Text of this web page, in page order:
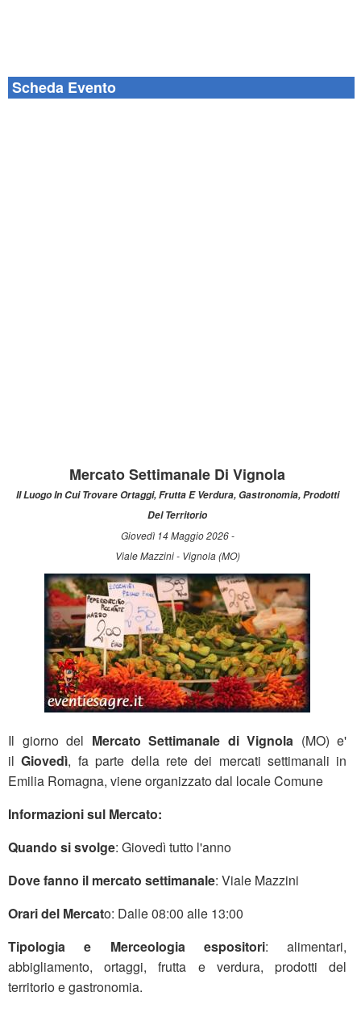
Scheda Evento
Mercato Settimanale Di Vignola
Il Luogo In Cui Trovare Ortaggi, Frutta E Verdura, Gastronomia, Prodotti
Del Territorio
Giovedì 14 Maggio 2026 -
Viale Mazzini - Vignola (MO)
Il giorno del Mercato Settimanale di Vignola (MO) e'
ilGiovedì, fa parte della rete dei mercati settimanali in
Emilia Romagna, viene organizzato dal locale Comune
Informazioni sul Mercato:
Quando si svolge: Giovedì tutto l'anno
Dove fanno il mercato settimanale: Viale Mazzini
Orari del Mercato: Dalle 08:00 alle 13:00
Tipologia e Merceologia espositori: alimentari,
abbigliamento, ortaggi, frutta e verdura, prodotti del
territorio e gastronomia.